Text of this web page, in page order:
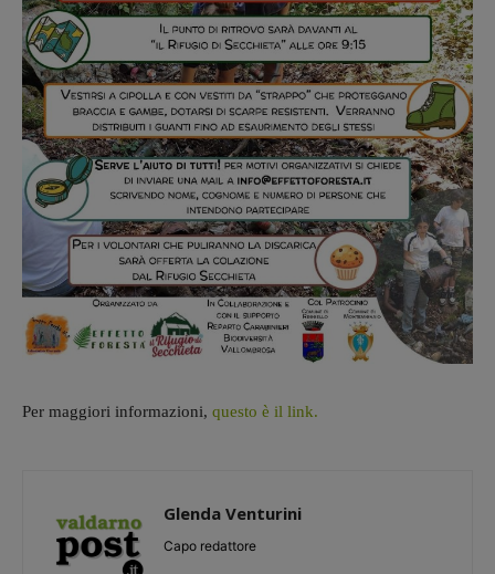
Per maggiori informazioni, questo è il link.
Glenda Venturini
Capo redattore